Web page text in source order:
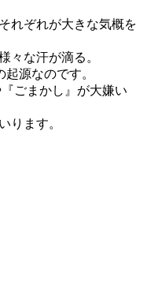
れぞれが大きな気概を
々な汗が滴る。
源なのです。
ごまかし』が大嫌い
ります。